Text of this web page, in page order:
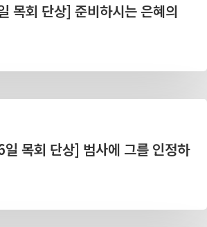
목회 단상] 준비하시는 은혜의
목회 단상] 범사에 그를 인정하